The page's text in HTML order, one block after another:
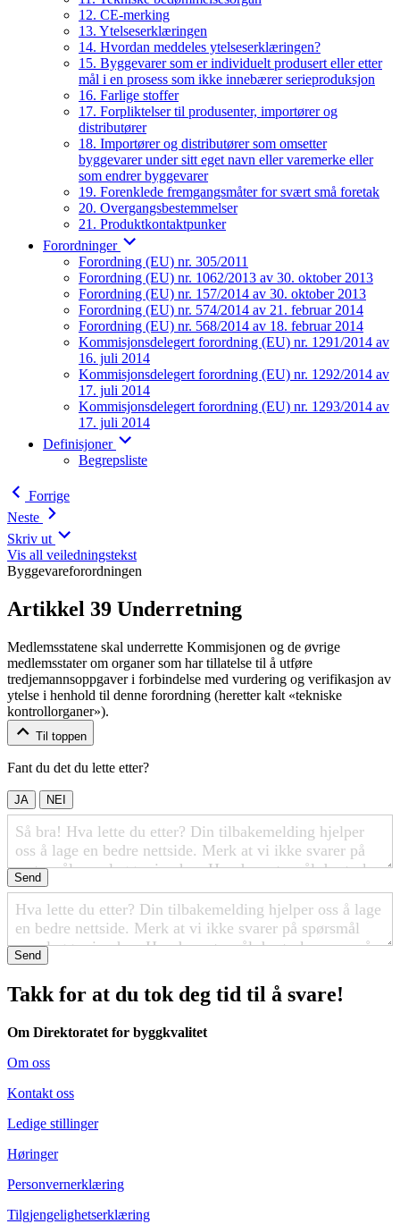
12. CE-merking
13. Ytelseserklæringen
14. Hvordan meddeles ytelseserklæringen?
15. Byggevarer som er individuelt produsert eller etter
mål i en prosess som ikke innebærer serieproduksjon
16. Farlige stoffer
17. Forpliktelser til produsenter, importører og
distributører
18. Importører og distributører som omsetter
byggevarer under sitt eget navn eller varemerke eller
som endrer byggevarer
19. Forenklede fremgangsmåter for svært små foretak
20. Overgangsbestemmelser
21. Produktkontaktpunker
Forordninger
Forordning (EU) nr. 305/2011
Forordning (EU) nr. 1062/2013 av 30. oktober 2013
Forordning (EU) nr. 157/2014 av 30. oktober 2013
Forordning (EU) nr. 574/2014 av 21. februar 2014
Forordning (EU) nr. 568/2014 av 18. februar 2014
Kommisjonsdelegert forordning (EU) nr. 1291/2014 av
16. juli 2014
Kommisjonsdelegert forordning (EU) nr. 1292/2014 av
17. juli 2014
Kommisjonsdelegert forordning (EU) nr. 1293/2014 av
17. juli 2014
Definisjoner
Begrepsliste
Forrige
Neste
Skriv ut
Vis all veiledningstekst
Byggevareforordningen
Artikkel 39 Underretning
Medlemsstatene skal underrette Kommisjonen og de øvrige
medlemsstater om organer som har tillatelse til å utføre
tredjemannsoppgaver i forbindelse med vurdering og verifikasjon av
ytelse i henhold til denne forordning (heretter kalt «tekniske
kontrollorganer»).
Til toppen
Fant du det du lette etter?
JA NEI
Send
Send
Takk for at du tok deg tid til å svare!
Om Direktoratet for byggkvalitet
Om oss
Kontakt oss
Ledige stillinger
Høringer
Personvernerklæring
Tilgjengelighetserklæring